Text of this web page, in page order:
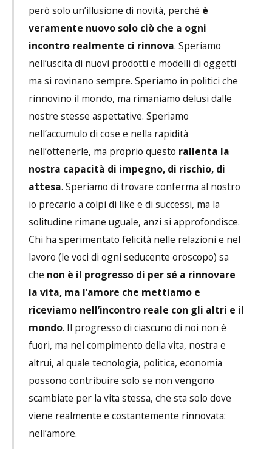
però solo un’illusione di novità, perché è
veramente nuovo solo ciò che a ogni
incontro realmente ci rinnova. Speriamo
nell’uscita di nuovi prodotti e modelli di oggetti
ma si rovinano sempre. Speriamo in politici che
rinnovino il mondo, ma rimaniamo delusi dalle
nostre stesse aspettative. Speriamo
nell’accumulo di cose e nella rapidità
nell’ottenerle, ma proprio questo rallenta la
nostra capacità di impegno, di rischio, di
attesa. Speriamo di trovare conferma al nostro
io precario a colpi di like e di successi, ma la
solitudine rimane uguale, anzi si approfondisce.
Chi ha sperimentato felicità nelle relazioni e nel
lavoro (le voci di ogni seducente oroscopo) sa
che non è il progresso di per sé a rinnovare
la vita, ma l’amore che mettiamo e
riceviamo nell’incontro reale con gli altri e il
mondo. Il progresso di ciascuno di noi non è
fuori, ma nel compimento della vita, nostra e
altrui, al quale tecnologia, politica, economia
possono contribuire solo se non vengono
scambiate per la vita stessa, che sta solo dove
viene realmente e costantemente rinnovata:
nell’amore.